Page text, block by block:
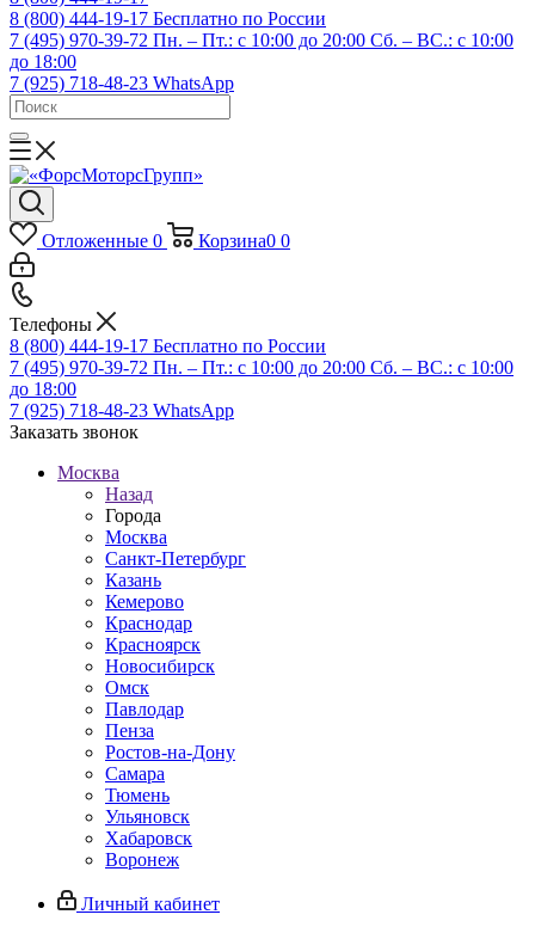
8 (800) 444-19-17 Бесплатно по России
7 (495) 970-39-72 Пн. – Пт.: с 10:00 до 20:00 Сб. – ВС.: c 10:00
до 18:00
7 (925) 718-48-23 WhatsApp
Отложенные 0 Корзина0 0
Телефоны
8 (800) 444-19-17 Бесплатно по России
7 (495) 970-39-72 Пн. – Пт.: с 10:00 до 20:00 Сб. – ВС.: c 10:00
до 18:00
7 (925) 718-48-23 WhatsApp
Заказать звонок
Москва
Назад
Города
Москва
Санкт-Петербург
Казань
Кемерово
Краснодар
Красноярск
Новосибирск
Омск
Павлодар
Пенза
Ростов-на-Дону
Самара
Тюмень
Ульяновск
Хабаровск
Воронеж
Личный кабинет